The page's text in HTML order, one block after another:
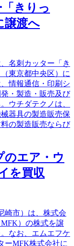
きりっ
譲渡へ
名刺カッター「き
東京都中央区）に
情報通信・印刷シ
・製造・販売及び
ウチダテクノは、
器具の製造販売保
の製造販売ならび
のエア・ウ
を買収
崎市）は、株式会
）の株式を譲
なお、エムエフケ
ーMFK株式会社に